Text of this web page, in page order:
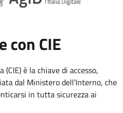
con CIE
è la chiave di accesso,
dal Ministero dell’Interno, che
in tutta sicurezza ai